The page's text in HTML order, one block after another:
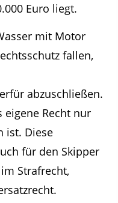
Euro liegt.
mit Motor
fallen,
abzuschließen.
Recht nur
ist. Diese
für den Skipper
Strafrecht,